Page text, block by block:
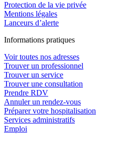
Protection de la vie privée
Mentions légales
Lanceurs d’alerte
Informations pratiques
Voir toutes nos adresses
Trouver un professionnel
Trouver un service
Trouver une consultation
Prendre RDV
Annuler un rendez-vous
Préparer votre hospitalisation
Services administratifs
Emploi​